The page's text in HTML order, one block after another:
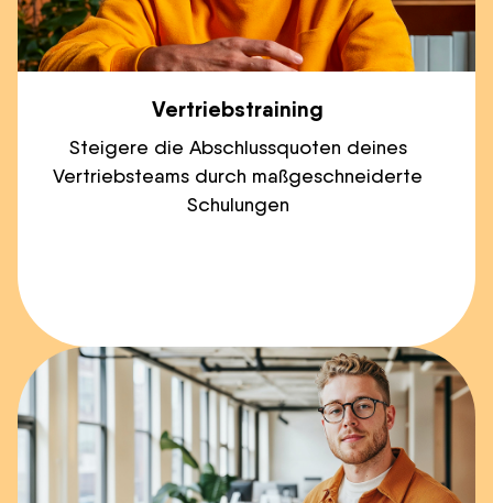
Vertriebstraining
Steigere die Abschlussquoten deines
Vertriebsteams durch maßgeschneiderte
Schulungen